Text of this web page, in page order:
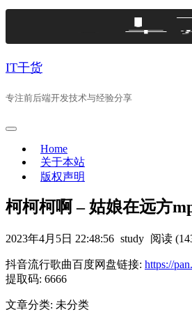
Skip
IT干货
专注前后端开发技术与经验分享
Home
关于本站
版权声明
柯柯柯啊 – 姑娘在远方
2023年4月5日 22:48:56 study 阅读
抖音流行歌曲百度网盘链接: https://
提取码: 6666
文章分类: 未分类